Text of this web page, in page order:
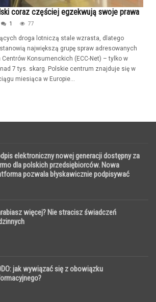
coraz częściej egzekwują swoje prawa
1 77
droga lotniczą stale wzrasta, dlatego
największą grupę spraw adresowanych
Konsumenckich (ECC-Net) – tylko w
7 tys. skarg. Polskie centrum znajduje się w
miesiąca w Europie...
elektroniczny nowej generacji dostępny za
dla polskich przedsiębiorców. Nowa
pozwala błyskawicznie podpisywać
więcej? Nie stracisz świadczeń
jak wywiązać się z obowiązku